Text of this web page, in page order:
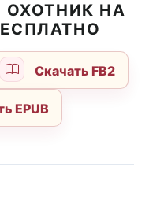
ОХОТНИК НА
Скачать FB2
EPUB